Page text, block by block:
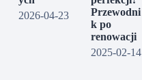
2026-04-23
Przewodni
k po
renowacji
2025-02-14